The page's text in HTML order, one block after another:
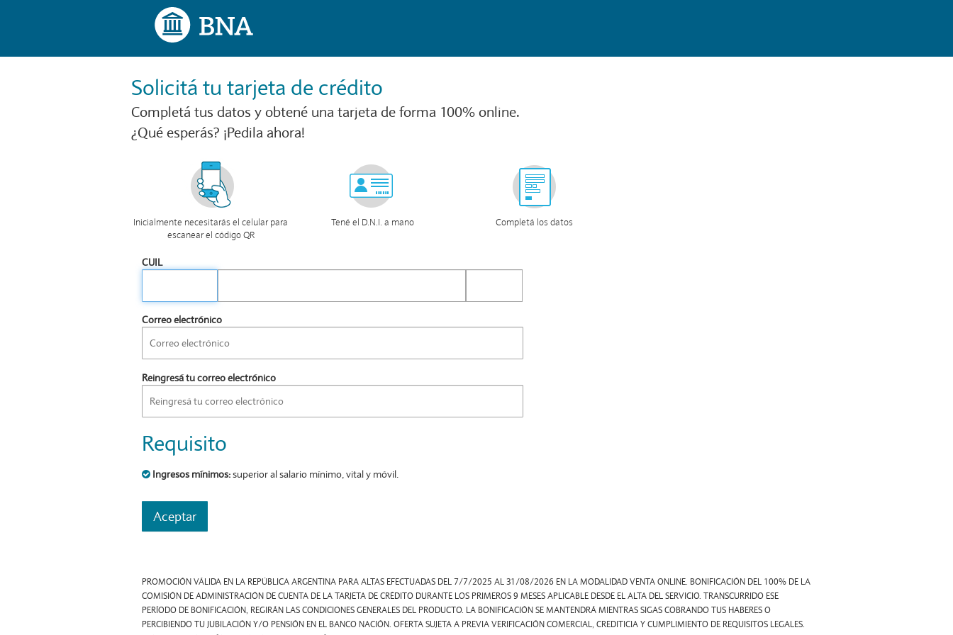
Solicitá tu tarjeta de crédito
Completá tus datos y obtené una tarjeta de forma 100% online.
¿Qué esperás? ¡Pedila ahora!
Inicialmente necesitarás el celular para
escanear el código QR
Tené el D.N.I. a mano Completá los datos
CUIL
Correo electrónico
Reingresá tu correo electrónico
Requisito
Ingresos mínimos:superior al salario mínimo, vital y móvil.
Aceptar
PROMOCIÓN VÁLIDA EN LA REPÚBLICA ARGENTINA PARA ALTAS EFECTUADAS DEL 7/7/2025 AL 31/08/2026 EN LA MODALIDAD VENTA ONLINE. BONIFICACIÓN DEL 100% DE LA
COMISIÓN DE ADMINISTRACIÓN DE CUENTA DE LA TARJETA DE CRÉDITO DURANTE LOS PRIMEROS 9 MESES APLICABLE DESDE EL ALTA DEL SERVICIO. TRANSCURRIDO ESE
PERÍODO DE BONIFICACIÓN, REGIRÁN LAS CONDICIONES GENERALES DEL PRODUCTO. LA BONIFICACIÓN SE MANTENDRÁ MIENTRAS SIGAS COBRANDO TUS HABERES O
PERCIBIENDO TU JUBILACIÓN Y/O PENSIÓN EN EL BANCO NACIÓN. OFERTA SUJETA A PREVIA VERIFICACIÓN COMERCIAL, CREDITICIA Y CUMPLIMIENTO DE REQUISITOS LEGALES.